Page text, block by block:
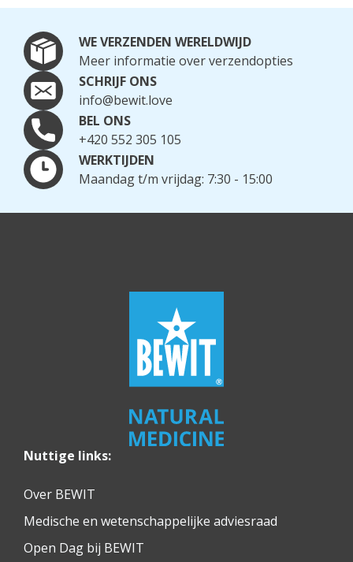
WE VERZENDEN WERELDWIJD
Meer informatie over verzendopties
SCHRIJF ONS
info@bewit.love
BEL ONS
+420 552 305 105
WERKTIJDEN
Maandag t/m vrijdag: 7:30 - 15:00
Nuttige links:
Over BEWIT
Medische en wetenschappelijke adviesraad
Open Dag bij BEWIT